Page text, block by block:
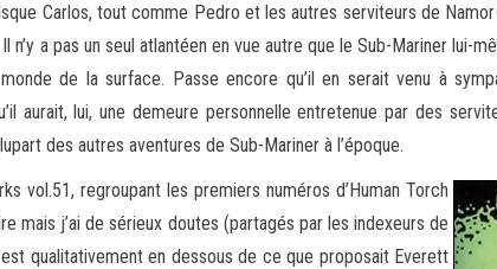
Carlos, tout comme Pedro et les autres serviteurs de
n’y a pas un seul atlantéen en vue autre que le Sub-Mariner lui-
de la surface. Passe encore qu’il en serait venu à
aurait, lui, une demeure personnelle entretenue par des
des autres aventures de Sub-Mariner à l’époque.
vol.51, regroupant les premiers numéros d’Human Torch
j’ai de sérieux doutes (partagés par les indexeurs de
qualitativement en dessous de ce que proposait Everett